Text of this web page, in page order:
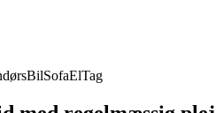
BilSofaElTag